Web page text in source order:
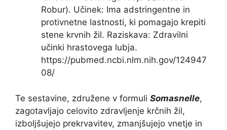
Robur). Učinek: Ima adstringentne in
protivnetne lastnosti, ki pomagajo krepiti
stene krvnih žil. Raziskava: Zdravilni
učinki hrastovega lubja.
https://pubmed.ncbi.nlm.nih.gov/124947
08/
Te sestavine, združene v formuli Somasnelle,
zagotavljajo celovito zdravljenje krčnih žil,
izboljšujejo prekrvavitev, zmanjšujejo vnetje in